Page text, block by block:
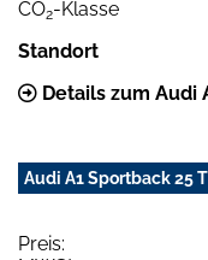
CO2-Klasse
Standort
Details zum Audi
Audi A1 Sportback 25
Preis: